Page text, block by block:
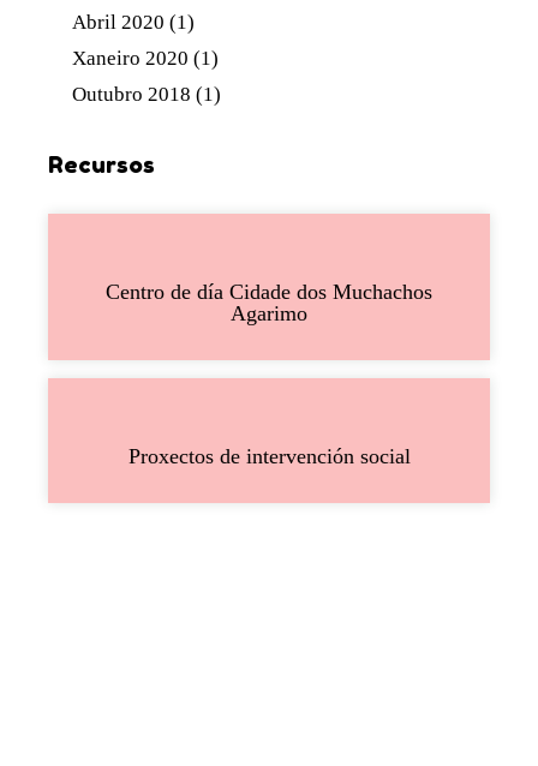
Abril 2020 (1)
Xaneiro 2020 (1)
Outubro 2018 (1)
Recursos
Centro de día Cidade dos Muchachos
Agarimo
Proxectos de intervención social